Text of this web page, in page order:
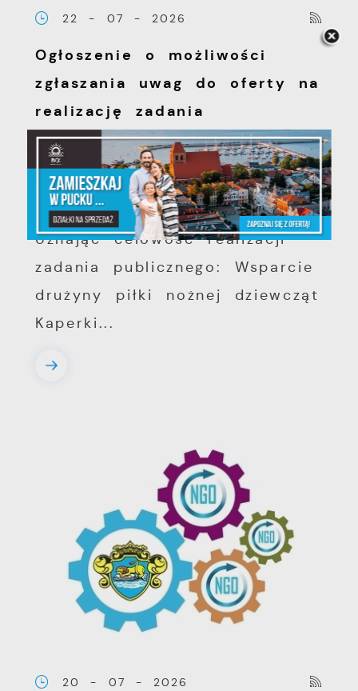
22 - 07 - 2026
Ogłoszenie o możliwości
zgłaszania uwag do oferty na
realizację zadania
publicznego złożonej z
inicjatywy organizacji
pozarządowej
Uznając celowość realizacji
zadania publicznego: Wsparcie
drużyny piłki nożnej dziewcząt
Kaperki...
20 - 07 - 2026